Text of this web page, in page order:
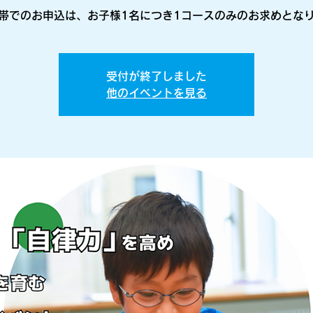
でのお申込は、お子様1名につき1コースのみのお求めとな
受付が終了しました
他のイベントを見る